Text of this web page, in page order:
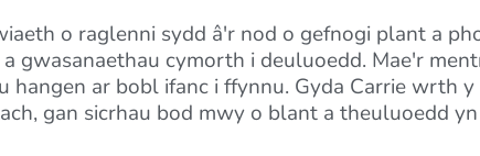
o raglenni sydd â'r nod o gefnogi plant a
gwasanaethau cymorth i deuluoedd. Mae'r
hangen ar bobl ifanc i ffynnu. Gyda Carrie wrth
gan sicrhau bod mwy o blant a theuluoedd